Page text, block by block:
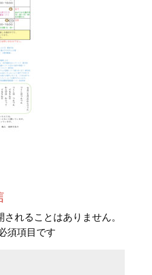
れることはありません。
須項目です